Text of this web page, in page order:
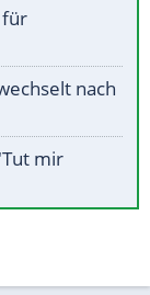
für
nach
mir